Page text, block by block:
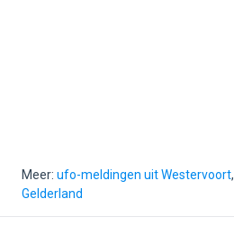
Meer: ufo-meldingen uit Westervoort,
Gelderland